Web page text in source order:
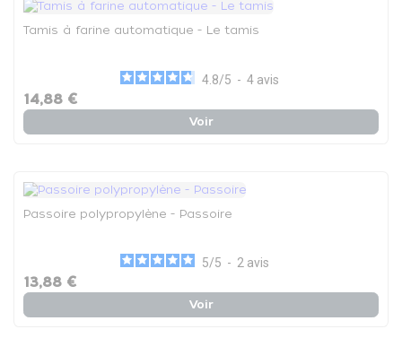
Tamis à farine automatique - Le tamis
4.8/5 - 4 avis
14,88 €
Voir
Passoire polypropylène - Passoire
5/5 - 2 avis
13,88 €
Voir